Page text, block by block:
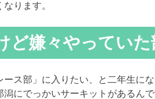
ります。
ど嫌々やっていた
ス部」に入りたい、と二年生に
にでっかいサーキットがあるん